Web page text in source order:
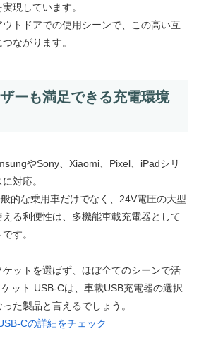
現しています。
トドアでの使用シーンで、この高い互
ながります。
ーも満足できる充電環境
やSony、Xiaomi、Pixel、iPadシリ
対応。
的な乗用車だけでなく、24V電圧の大型
る利便性は、多機能車載充電器として
す。
ットを選ばず、ほぼ全てのシーンで活
ット USB-Cは、車載USB充電器の選択
た製品と言えるでしょう。
Cの詳細をチェック